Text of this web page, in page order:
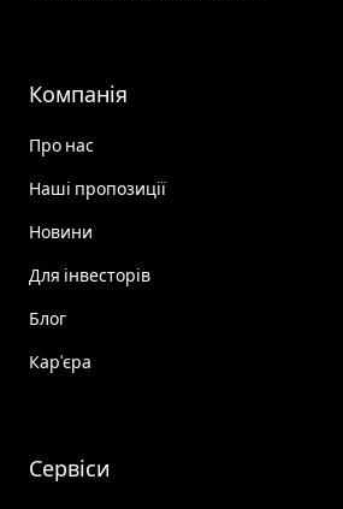
Компанія
Про нас
Наші пропозиції
Новини
Для інвесторів
Блог
Кар'єра
Сервіси